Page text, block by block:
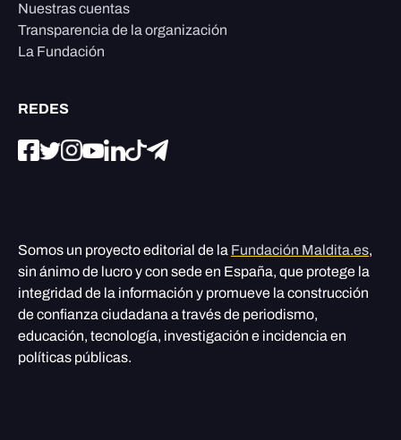
Nuestras cuentas
Transparencia de la organización
La Fundación
REDES
Somos un proyecto editorial de la Fundación Maldita.es,
sin ánimo de lucro y con sede en España, que protege la
integridad de la información y promueve la construcción
de confianza ciudadana a través de periodismo,
educación, tecnología, investigación e incidencia en
políticas públicas.